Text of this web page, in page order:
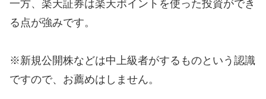
一方、楽天証券は楽天ポイントを使った投資ができ
る点が強みです。
※新規公開株などは中上級者がするものという認識
ですので、お薦めはしません。